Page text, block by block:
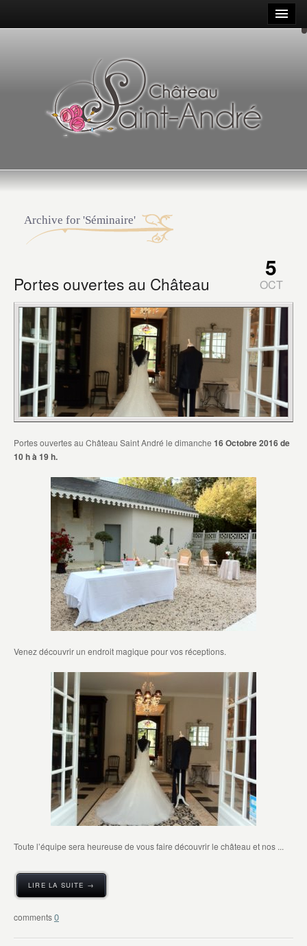
Archive for 'Séminaire'
Portes ouvertes au Château
Portes ouvertes au Château Saint André le dimanche 16 Octobre 2016 de
10 h à 19 h.
Venez découvrir un endroit magique pour vos réceptions.
Toute l’équipe sera heureuse de vous faire découvrir le château et nos ...
LIRE LA SUITE →
5
OCT
0